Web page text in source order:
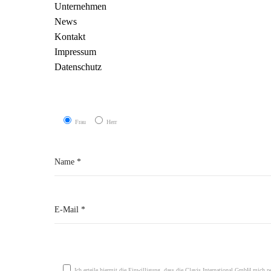
Unternehmen
News
Kontakt
Impressum
Datenschutz
Frau Herr